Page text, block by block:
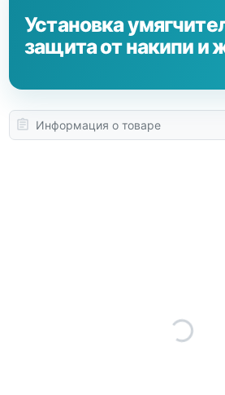
Установка
защита от накипи и
Информация о товаре